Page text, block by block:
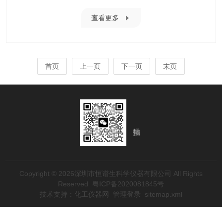
查看更多
首页 上一页 下一页 末页
Copyright © 2026深圳市恒谱生科学仪器有限公司 All Rights
Reserved
粤ICP备2020081845号
技术支持： 化工仪器网 管理登录 sitemap.xml